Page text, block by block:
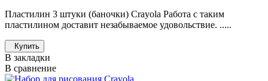
Пластилин 3 штуки (баночки) Crayola Работа с таким
пластилином доставит незабываемое удовольствие. .....
Купить
В закладки
В сравнение